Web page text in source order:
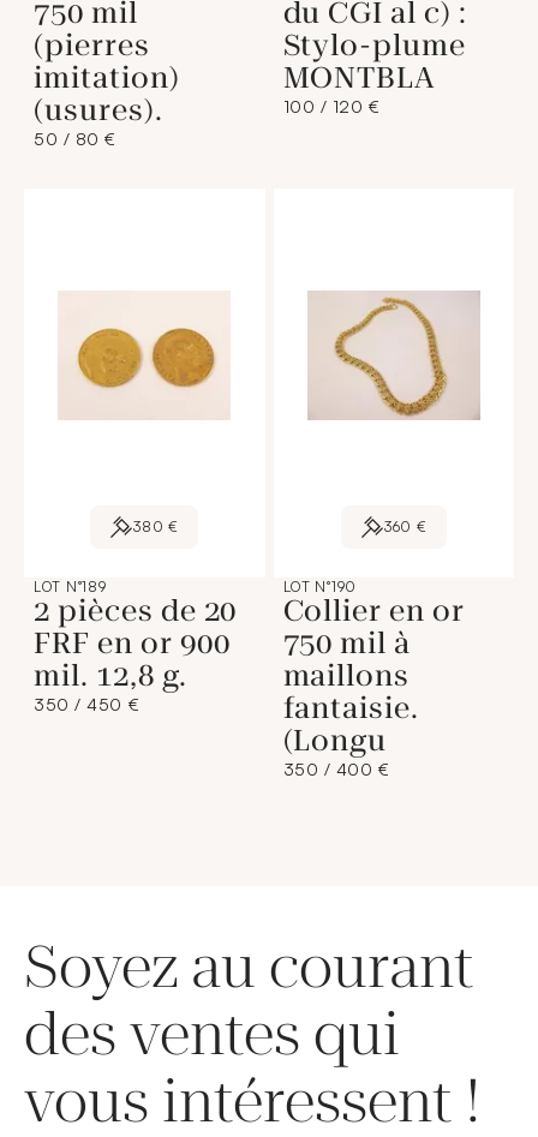
750 mil
(pierres
imitation)
(usures).
50 / 80 €
du CGI al c) :
Stylo-plume
MONTBLA
100 / 120 €
380 €
LOT N°189
2 pièces de 20
FRF en or 900
mil. 12,8 g.
350 / 450 €
360 €
LOT N°190
Collier en or
750 mil à
maillons
fantaisie.
(Longu
350 / 400 €
Soyez au courant
des ventes qui
vous intéressent !